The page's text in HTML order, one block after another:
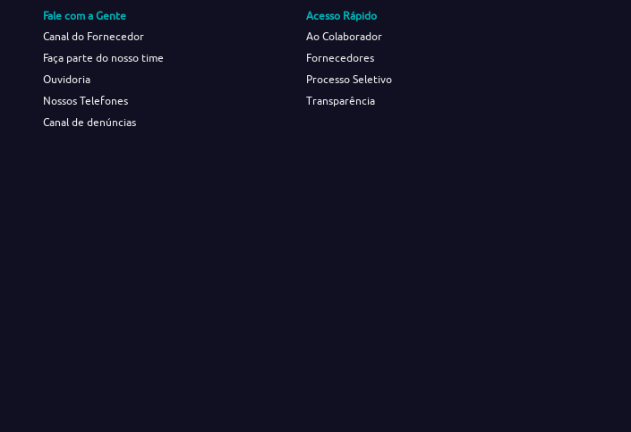
Fale com a Gente
Canal do Fornecedor
Faça parte do nosso time
Ouvidoria
Nossos Telefones
Canal de denúncias
Acesso Rápido
Ao Colaborador
Fornecedores
Processo Seletivo
Transparência